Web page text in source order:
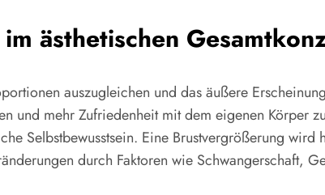
ästhetischen
auszugleichen und das äußere
und mehr Zufriedenheit mit dem eigenen Körper
Selbstbewusstsein. Eine Brustvergrößerung
durch Faktoren wie Schwangerschaft,